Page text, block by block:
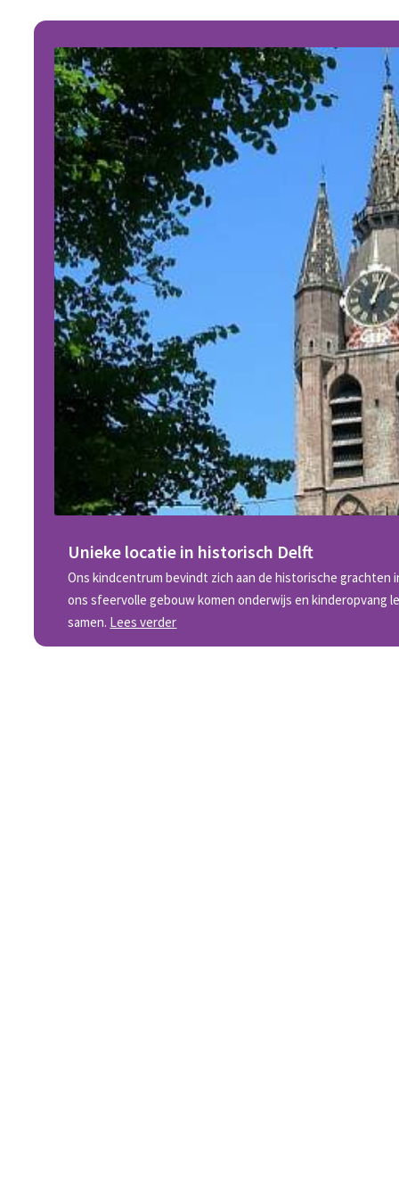
Unieke locatie in historisch Delft
Ons kindcentrum bevindt zich aan de historische grachten
ons sfeervolle gebouw komen onderwijs en kinderopvang
samen. Lees verder